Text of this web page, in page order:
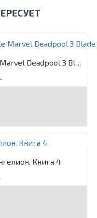
Фигурка Funko POP! Bobble Marvel Deadpool 3 Blade
Книга 4